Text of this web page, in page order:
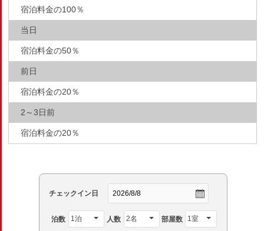
宿泊料金の100％
当日
宿泊料金の50％
前日
宿泊料金の20％
2～3日前
宿泊料金の20％
チェックイン日
泊数 人数 部屋数